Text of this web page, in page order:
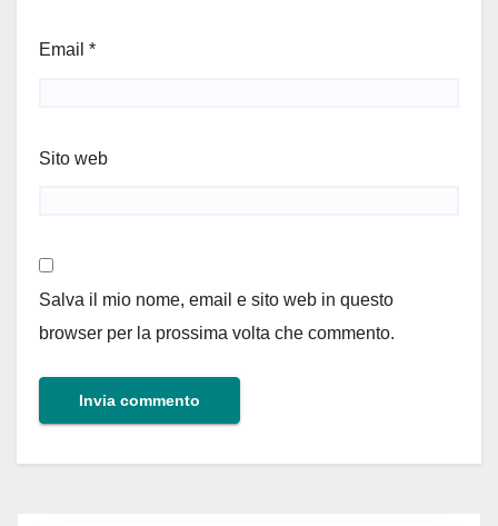
Email *
Sito web
Salva il mio nome, email e sito web in questo
browser per la prossima volta che commento.